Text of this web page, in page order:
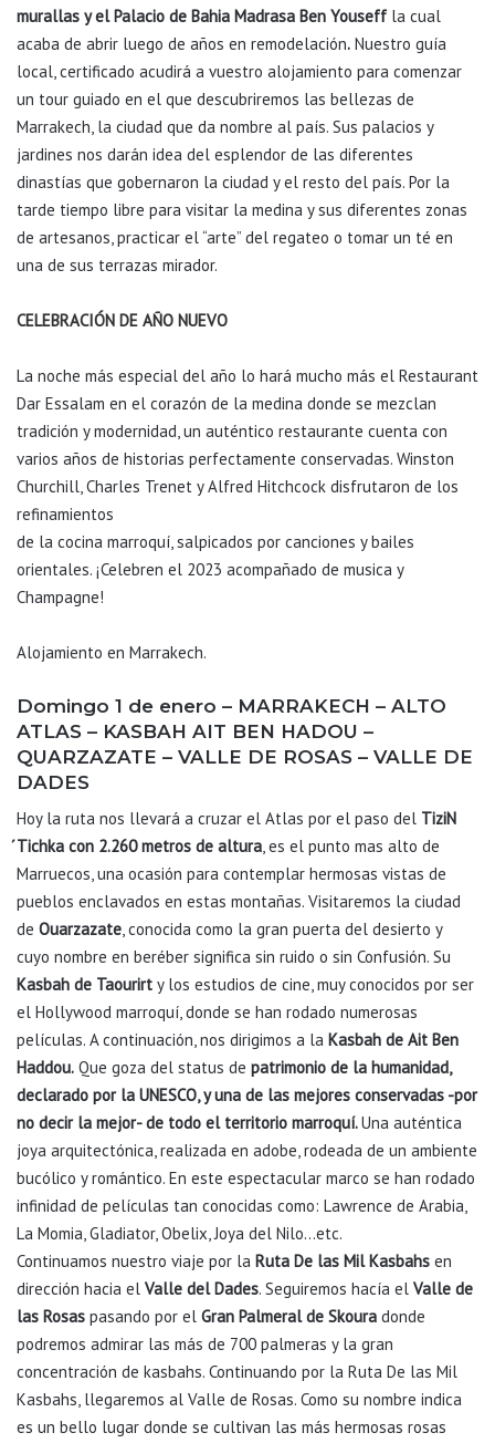
murallas y el Palacio de Bahia Madrasa Ben Youseff la cual
acaba de abrir luego de años en remodelación. Nuestro guía
local, certificado acudirá a vuestro alojamiento para comenzar
un tour guiado en el que descubriremos las bellezas de
Marrakech, la ciudad que da nombre al país. Sus palacios y
jardines nos darán idea del esplendor de las diferentes
dinastías que gobernaron la ciudad y el resto del país. Por la
tarde tiempo libre para visitar la medina y sus diferentes zonas
de artesanos, practicar el “arte” del regateo o tomar un té en
una de sus terrazas mirador.
CELEBRACIÓN DE AÑO NUEVO
La noche más especial del año lo hará mucho más el Restaurant
Dar Essalam en el corazón de la medina donde se mezclan
tradición y modernidad, un auténtico restaurante cuenta con
varios años de historias perfectamente conservadas. Winston
Churchill, Charles Trenet y Alfred Hitchcock disfrutaron de los
refinamientos
de la cocina marroquí, salpicados por canciones y bailes
orientales. ¡Celebren el 2023 acompañado de musica y
Champagne!
Alojamiento en Marrakech.
Domingo 1 de enero – MARRAKECH – ALTO
ATLAS – KASBAH AIT BEN HADOU –
QUARZAZATE – VALLE DE ROSAS – VALLE DE
DADES
Hoy la ruta nos llevará a cruzar el Atlas por el paso del TiziN
́Tichka con 2.260 metros de altura, es el punto mas alto de
Marruecos, una ocasión para contemplar hermosas vistas de
pueblos enclavados en estas montañas. Visitaremos la ciudad
de Ouarzazate, conocida como la gran puerta del desierto y
cuyo nombre en beréber significa sin ruido o sin Confusión. Su
Kasbah de Taourirt y los estudios de cine, muy conocidos por ser
el Hollywood marroquí, donde se han rodado numerosas
películas. A continuación, nos dirigimos a la Kasbah de Ait Ben
Haddou. Que goza del status de patrimonio de la humanidad,
declarado por la UNESCO, y una de las mejores conservadas -por
no decir la mejor- de todo el territorio marroquí.Una auténtica
joya arquitectónica, realizada en adobe, rodeada de un ambiente
bucólico y romántico. En este espectacular marco se han rodado
infinidad de películas tan conocidas como: Lawrence de Arabia,
La Momia, Gladiator, Obelix, Joya del Nilo…etc.
Continuamos nuestro viaje por la Ruta De las Mil Kasbahs en
dirección hacia el Valle del Dades. Seguiremos hacía el Valle de
las Rosas pasando por el Gran Palmeral de Skoura donde
podremos admirar las más de 700 palmeras y la gran
concentración de kasbahs. Continuando por la Ruta De las Mil
Kasbahs, llegaremos al Valle de Rosas. Como su nombre indica
es un bello lugar donde se cultivan las más hermosas rosas